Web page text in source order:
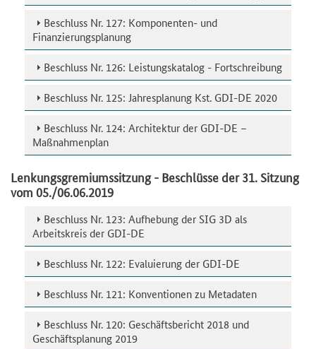
Beschluss Nr. 127: Komponenten- und
Finanzierungsplanung
Beschluss Nr. 126: Leistungskatalog - Fortschreibung
Beschluss Nr. 125: Jahresplanung Kst. GDI-DE 2020
Beschluss Nr. 124: Architektur der GDI-DE –
Maßnahmenplan
Lenkungsgremiumssitzung - Beschlüsse der 31. Sitzung
vom 05./06.06.2019
Beschluss Nr. 123: Aufhebung der SIG 3D als
Arbeitskreis der GDI-DE
Beschluss Nr. 122: Evaluierung der GDI-DE
Beschluss Nr. 121: Konventionen zu Metadaten
Beschluss Nr. 120: Geschäftsbericht 2018 und
Geschäftsplanung 2019